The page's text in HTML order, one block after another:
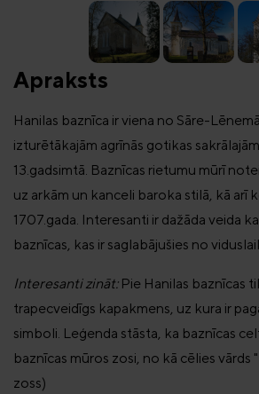
Apraksts
Hanilas baznīca ir viena no Sāre-
izturētākajām agrīnās gotikas
13.gadsimtā. Baznīcas rietumu mūrī
uz arkām un kanceli baroka stilā, kā arī
1707.gada. Interesanti ir dažāda veida
baznīcas, kas ir saglabājušies no
Interesanti zināt:Pie Hanilas baznīcas
trapecveidīgs kapakmens, uz kura ir
simboli. Leģenda stāsta, ka baznīcas
baznīcas mūros zosi, no kā cēlies vārds
zoss)